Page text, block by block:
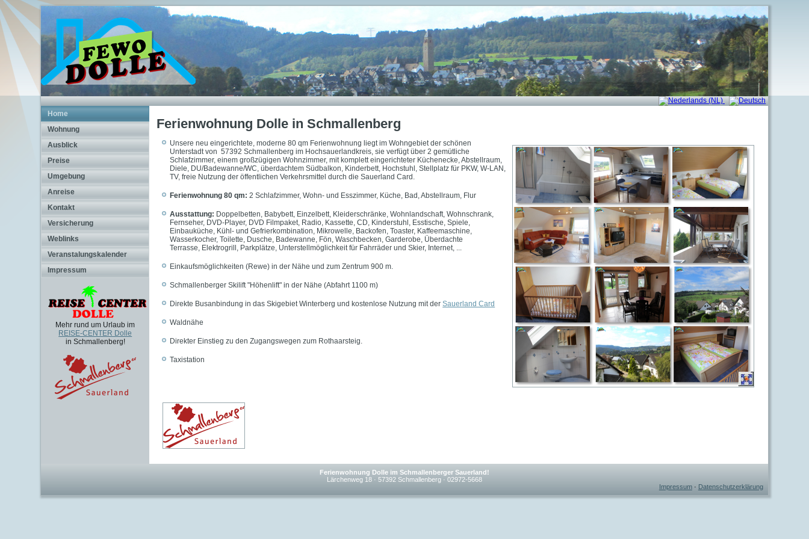
Home
Wohnung
Ausblick
Preise
Umgebung
Anreise
Kontakt
Versicherung
Weblinks
Veranstalungskalender
Impressum
Mehr rund um Urlaub im
REISE-CENTER Dolle
in Schmallenberg!
Ferienwohnung Dolle in Schmallenberg
Unsere neu eingerichtete, moderne 80 qm Ferienwohnung liegt im Wohngebiet der schönen
Unterstadt von 57392 Schmallenberg im Hochsauerlandkreis, sie verfügt über 2 gemütliche
Schlafzimmer, einem großzügigen Wohnzimmer, mit komplett eingerichteter Küchenecke, Abstellraum,
Diele, DU/Badewanne/WC, überdachtem Südbalkon, Kinderbett, Hochstuhl, Stellplatz für PKW, W-LAN,
TV, freie Nutzung der öffentlichen Verkehrsmittel durch die Sauerland Card.
Ferienwohnung 80 qm: 2 Schlafzimmer, Wohn- und Esszimmer, Küche, Bad, Abstellraum, Flur
Ausstattung: Doppelbetten, Babybett, Einzelbett, Kleiderschränke, Wohnlandschaft, Wohnschrank,
Fernseher, DVD-Player, DVD Filmpaket, Radio, Kassette, CD, Kinderstuhl, Esstische, Spiele,
Einbauküche, Kühl- und Gefrierkombination, Mikrowelle, Backofen, Toaster, Kaffeemaschine,
Wasserkocher, Toilette, Dusche, Badewanne, Fön, Waschbecken, Garderobe, Überdachte
Terrasse, Elektrogrill, Parkplätze, Unterstellmöglichkeit für Fahrräder und Skier, Internet, ...
Einkaufsmöglichkeiten (Rewe) in der Nähe und zum Zentrum 900 m.
Schmallenberger Skilift "Höhenlift" in der Nähe (Abfahrt 1100 m)
Direkte Busanbindung in das Skigebiet Winterberg und kostenlose Nutzung mit derSauerland Card
Waldnähe
Direkter Einstieg zu den Zugangswegen zum Rothaarsteig.
Taxistation
Ferienwohnung Dolle im Schmallenberger Sauerland!
Lärchenweg 18 · 57392 Schmallenberg · 02972-5668
Impressum· Datenschutzerklärung